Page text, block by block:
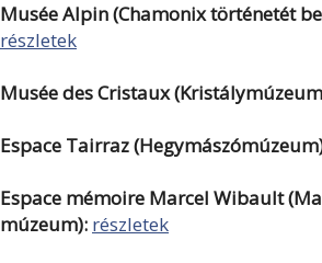
Musée Alpin (Chamonix történetét
részletek
Musée des Cristaux
Espace Tairraz
Espace mémoire Marcel Wibault
múzeum): részletek